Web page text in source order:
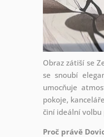
Obraz zátiší se
se snoubí
umocňuje
pokoje,
činí ideální
Proč právě